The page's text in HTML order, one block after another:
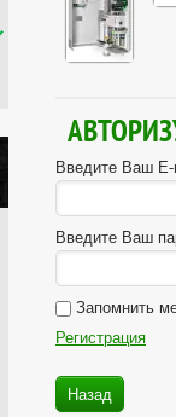
Введите Ваш
Введите Ваш
Запомнить
Регистрация
Назад